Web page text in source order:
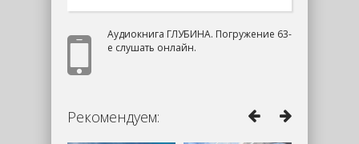
Аудиокнига ГЛУБИНА. Погружение 63-
е слушать онлайн.
Рекомендуем: